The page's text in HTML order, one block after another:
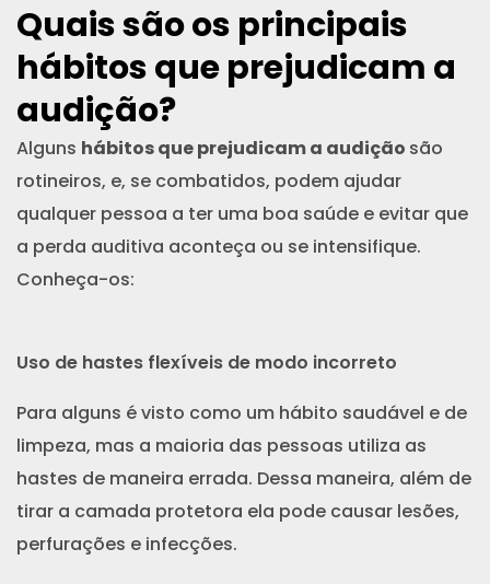
Quais são os principais
hábitos que prejudicam a
audição?
Alguns hábitos que prejudicam a audição são
rotineiros, e, se combatidos, podem ajudar
qualquer pessoa a ter uma boa saúde e evitar que
a perda auditiva aconteça ou se intensifique.
Conheça-os:
Uso de hastes flexíveis de modo incorreto
Para alguns é visto como um hábito saudável e de
limpeza, mas a maioria das pessoas utiliza as
hastes de maneira errada. Dessa maneira, além de
tirar a camada protetora ela pode causar lesões,
perfurações e infecções.